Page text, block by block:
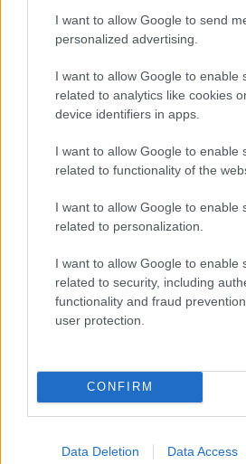
I want to allow Google to send
personalized advertising.
I want to allow Google to enable
related to analytics like cookies
device identifiers in apps.
I want to allow Google to enable
related to functionality of the
I want to allow Google to enable
related to personalization.
I want to allow Google to enable
related to security, including
functionality and fraud
user protection.
CONFIRM
Data Deletion Data Access
Αχαΐα: Μειώθηκαν οι
«παραλύει» τη Σαγκάη
Σελήνη: «Θησαυρός» για
Ιός του Δυτικού Νείλου: Έξι
Τουρισμός για Όλους 2026-
Τροχαίο στην Αθηνών-
Νοσοκομείο δύο
έγινε η σύγκρουση με το ΙΧ
«Φεύγουμε!» – «Βούλιαξε»
10:00
Η Αιγιάλεια έχασε την